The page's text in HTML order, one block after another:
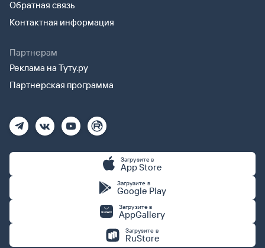
Обратная связь
Контактная информация
Партнерам
Реклама на Туту.ру
Партнерская программа
Загрузите в
App Store
Загрузите в
Google Play
Загрузите в
AppGallery
Загрузите в
RuStore